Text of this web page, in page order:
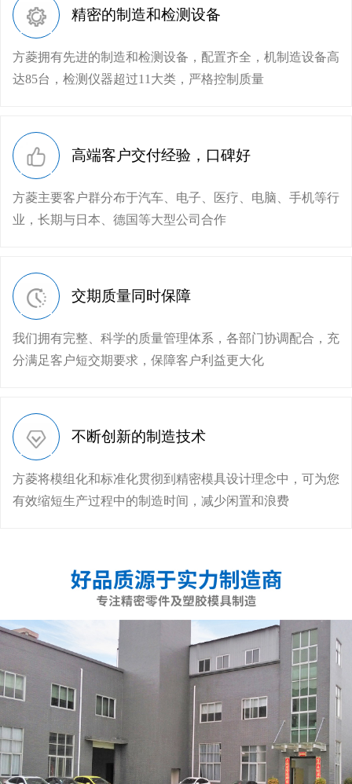
精密的制造和检测设备
方菱拥有先进的制造和检测设备，配置齐全，机制造设备高
达85台，检测仪器超过11大类，严格控制质量
高端客户交付经验，口碑好
方菱主要客户群分布于汽车、电子、医疗、电脑、手机等行
业，长期与日本、德国等大型公司合作
交期质量同时保障
我们拥有完整、科学的质量管理体系，各部门协调配合，充
分满足客户短交期要求，保障客户利益更大化
不断创新的制造技术
方菱将模组化和标准化贯彻到精密模具设计理念中，可为您
有效缩短生产过程中的制造时间，减少闲置和浪费